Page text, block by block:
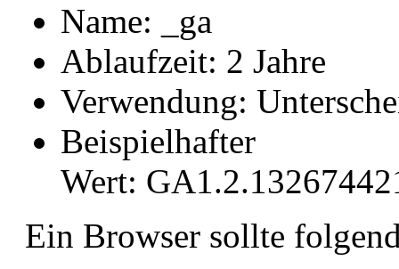
Name: _ga
Ablaufzeit: 2 Jahre
Verwendung:
Beispielhafter
Wert:
Ein Browser sollte